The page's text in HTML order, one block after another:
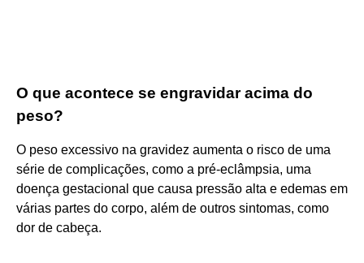
O que acontece se engravidar acima do
peso?
O peso excessivo na gravidez aumenta o risco de uma
série de complicações, como a pré-eclâmpsia, uma
doença gestacional que causa pressão alta e edemas em
várias partes do corpo, além de outros sintomas, como
dor de cabeça.